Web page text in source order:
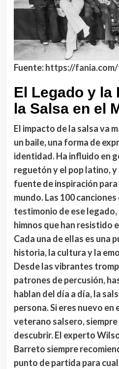
Fuente:https://
El Legado y la
la Salsa en el
El impacto de la salsa va
un baile, una forma de
identidad. Ha influido en
reguetón y el pop latino, y
fuente de inspiración
mundo. Las 100
testimonio de ese legado,
himnos que han resistido
Cada una de ellas es una
historia, la cultura y la
Desde las vibrantes
patrones de percusión,
hablan del día a día, la
persona. Si eres nuevo en
veterano salsero,
descubrir. El experto
Barreto siempre
punto de partida para